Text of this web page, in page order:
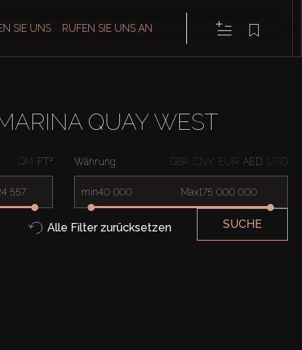
SIE UNS RUFEN SIE UNS AN
QUAY WEST
QM FT² Währung GBP CNY EUR AED USD
min Max
Alle Filter zurücksetzen SUCHE